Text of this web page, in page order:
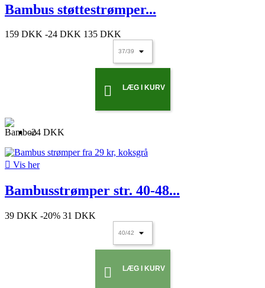
Bambus støttestrømper...
159 DKK -24 DKK 135 DKK
 LÆG I KURV
-24 DKK
 Vis her
Bambusstrømper str. 40-48...
39 DKK -20% 31 DKK
 LÆG I KURV